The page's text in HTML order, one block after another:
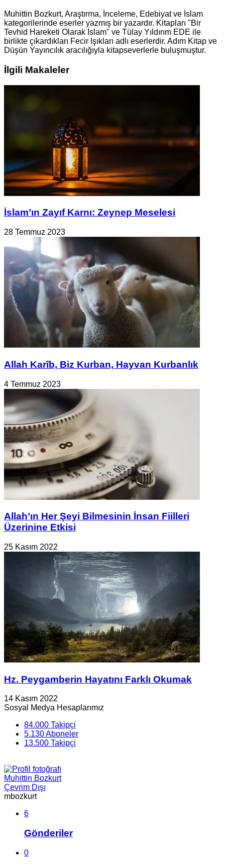
Muhittin Bozkurt, Araştırma, İnceleme, Edebiyat ve İslam
kategorilerinde eserler yazmış bir yazardır. Kitapları "Bir
Tevhid Hareketi Olarak İslam" ve Tülay Yıldırım EDE ile
birlikte çıkardıkları Fecir Işıkları adlı eserlerdir. Adım Kitap ve
Düşün Yayıncılık aracılığıyla kitapseverlerle buluşmuştur.
İlgili Makaleler
İslam’ın Zayıf Karnı: Zeynep Meselesi
28 Temmuz 2023
Allah Karîb, Biz Kurban, Hayvan Kurbanlık
4 Temmuz 2023
Allah’ın Her Şeyi Bilmesinin İnsan Fiilleri
Üzerinine Etkisi
25 Kasım 2022
Hz. Peygamberin Hayatını Farklı Okumak
14 Kasım 2022
Sosyal Medya Hesaplarımız
84.000 Takipçi
5.130Aboneler
13.500 Takipçi
Muhittin Bozkurt
Çevrim Dışı
mbozkurt
6
Gönderiler
0